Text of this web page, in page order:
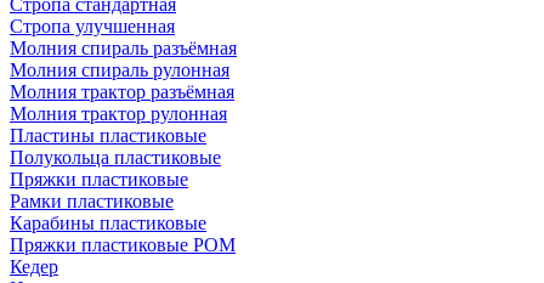
Стропа стандартная
Стропа улучшенная
Молния спираль разъёмная
Молния спираль рулонная
Молния трактор разъёмная
Молния трактор рулонная
Пластины пластиковые
Полукольца пластиковые
Пряжки пластиковые
Рамки пластиковые
Карабины пластиковые
Пряжки пластиковые РОМ
Кедер